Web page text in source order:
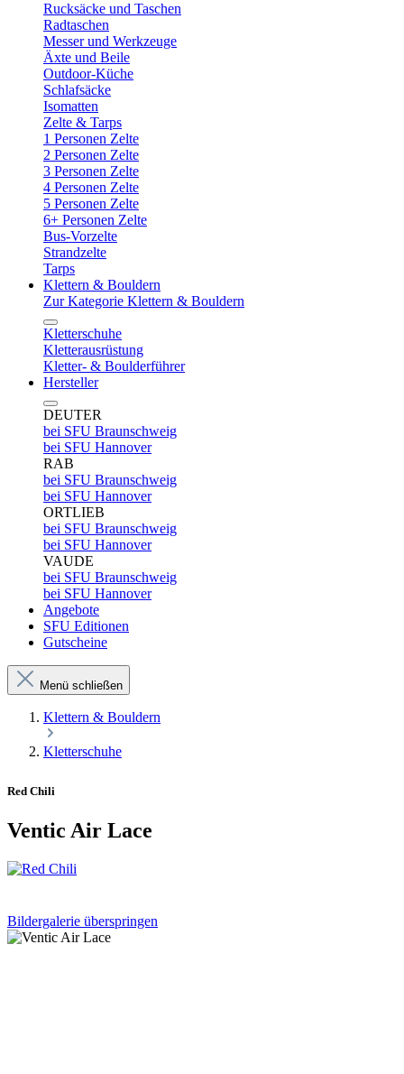
Rucksäcke und Taschen
Radtaschen
Messer und Werkzeuge
Äxte und Beile
Outdoor-Küche
Schlafsäcke
Isomatten
Zelte & Tarps
1 Personen Zelte
2 Personen Zelte
3 Personen Zelte
4 Personen Zelte
5 Personen Zelte
6+ Personen Zelte
Bus-Vorzelte
Strandzelte
Tarps
Klettern & Bouldern
Zur Kategorie Klettern & Bouldern
Kletterschuhe
Kletterausrüstung
Kletter- & Boulderführer
Hersteller
DEUTER
bei SFU Braunschweig
bei SFU Hannover
RAB
bei SFU Braunschweig
bei SFU Hannover
ORTLIEB
bei SFU Braunschweig
bei SFU Hannover
VAUDE
bei SFU Braunschweig
bei SFU Hannover
Angebote
SFU Editionen
Gutscheine
Menü schließen
Klettern & Bouldern
Kletterschuhe
Red Chili
Ventic Air Lace
Bildergalerie überspringen